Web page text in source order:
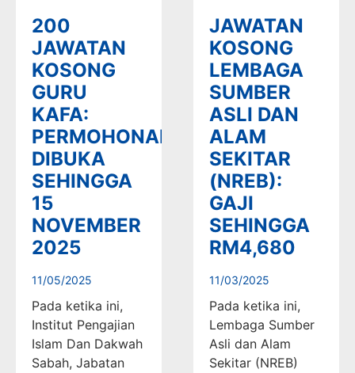
200
JAWATAN
KOSONG
GURU
KAFA:
PERMOHONAN
DIBUKA
SEHINGGA
15
NOVEMBER
2025
11/05/2025
Pada ketika ini,
Institut Pengajian
Islam Dan Dakwah
Sabah, Jabatan
JAWATAN
KOSONG
LEMBAGA
SUMBER
ASLI DAN
ALAM
SEKITAR
(NREB):
GAJI
SEHINGGA
RM4,680
11/03/2025
Pada ketika ini,
Lembaga Sumber
Asli dan Alam
Sekitar (NREB)